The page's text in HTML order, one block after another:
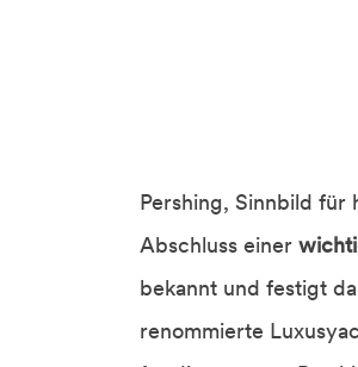
Pershing, Sinnbild für
Abschluss einer
bekannt und festigt
renommierte